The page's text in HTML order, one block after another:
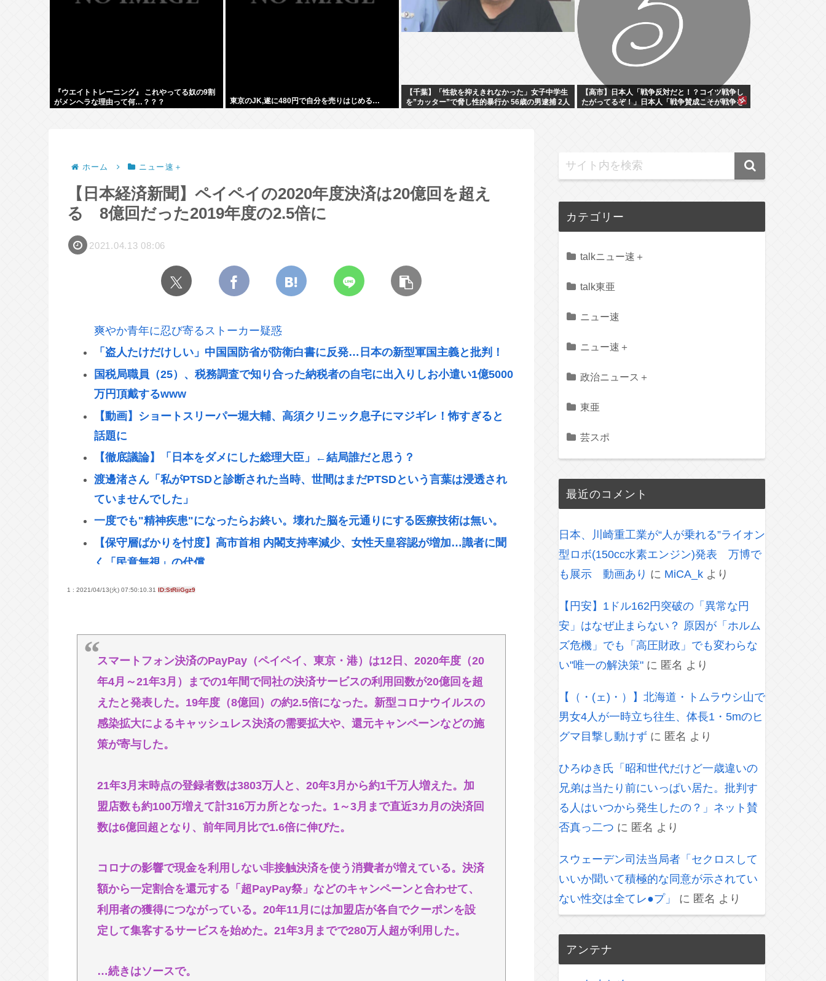
『ウエイトトレーニング』 これやってる奴の9割
がメンヘラな理由って何…？？？
東京のJK,遂に480円で自分を売りはじめる…
【千葉】「性欲を抑えきれなかった」女子中学生
を”カッター”で脅し性的暴行か 56歳の男逮捕 2人
【高市】日本人「戦争反対だと！？コイツ戦争し
たがってるぞ！」日本人「戦争賛成こそが戦争を
ホーム ニュー速＋
【日本経済新聞】ペイペイの2020年度決済は20億回を超え
る 8億回だった2019年度の2.5倍に
2021.04.13 08:06
爽やか青年に忍び寄るストーカー疑惑
「盗人たけだけしい」中国国防省が防衛白書に反発…日本の新型軍国主義と批判！
国税局職員（25）、税務調査で知り合った納税者の自宅に出入りしお小遣い1億5000
万円頂戴するwww
【動画】ショートスリーパー堀大輔、高須クリニック息子にマジギレ！怖すぎると
話題に
【徹底議論】「日本をダメにした総理大臣」←結局誰だと思う？
渡邊渚さん「私がPTSDと診断された当時、世間はまだPTSDという言葉は浸透され
ていませんでした」
一度でも"精神疾患"になったらお終い。壊れた脳を元通りにする医療技術は無い。
【保守層ばかりを忖度】高市首相 内閣支持率減少、女性天皇容認が増加…識者に聞
く「民意無視」の代償
高市首相がマッサージを受ける 就任後初
【朗報】悠仁さま、ついに自力で『テント設営』！国民感動の嵐www
ライフとかマルエツとか、特に何の取り柄もないスーパーが東京でデカい顔してる
の不思議だよな、普通OK行くだろ
忍空があまり評価されてない理由
一番かっこいい病気の名前、決まるw w w w w w w w w w
へずまりゅう、被災地で発熱。現地の医療リソース消耗させるとか予想以上に迷惑
Powered by livedoor 相互RSS
1 : 2021/04/13(火) 07:50:10.31 ID:StRiiGgz9
スマートフォン決済のPayPay（ペイペイ、東京・港）は12日、2020年度（20
年4月～21年3月）までの1年間で同社の決済サービスの利用回数が20億回を超
えたと発表した。19年度（8億回）の約2.5倍になった。新型コロナウイルスの
感染拡大によるキャッシュレス決済の需要拡大や、還元キャンペーンなどの施
策が寄与した。
21年3月末時点の登録者数は3803万人と、20年3月から約1千万人増えた。加
盟店数も約100万増えて計316万カ所となった。1～3月まで直近3カ月の決済回
数は6億回超となり、前年同月比で1.6倍に伸びた。
コロナの影響で現金を利用しない非接触決済を使う消費者が増えている。決済
額から一定割合を還元する「超PayPay祭」などのキャンペーンと合わせて、
利用者の獲得につながっている。20年11月には加盟店が各自でクーポンを設
定して集客するサービスを始めた。21年3月までで280万人超が利用した。
…続きはソースで。
カテゴリー
talkニュー速＋
talk東亜
ニュー速
ニュー速＋
政治ニュース＋
東亜
芸スポ
最近のコメント
日本、川崎重工業が“人が乗れる”ライオン
型ロボ(150cc水素エンジン)発表 万博で
も展示 動画あり に MiCA_k より
【円安】1ドル162円突破の「異常な円
安」はなぜ止まらない？ 原因が「ホルム
ズ危機」でも「高圧財政」でも変わらな
い"唯一の解決策" に 匿名 より
【（・(ェ)・）】北海道・トムラウシ山で
男女4人が一時立ち往生、体長1・5mのヒ
グマ目撃し動けず に 匿名 より
ひろゆき氏「昭和世代だけど一歳違いの
兄弟は当たり前にいっぱい居た。批判す
る人はいつから発生したの？」ネット賛
否真っ二つ に 匿名 より
スウェーデン司法当局者「セクロスして
いいか聞いて積極的な同意が示されてい
ない性交は全てレ●プ」
に 匿名 より
アンテナ